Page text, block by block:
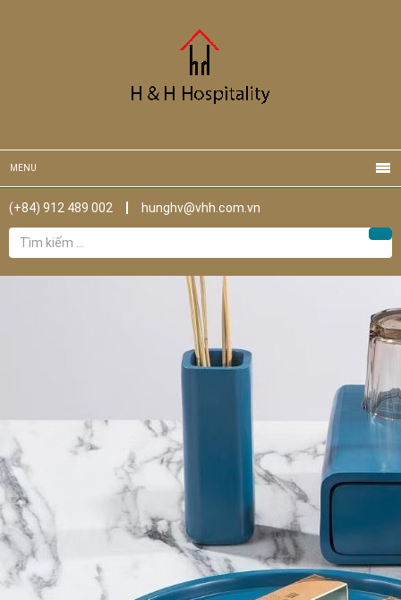
MENU
(+84) 912 489 002
hunghv@vhh.com.vn
Tìm
kiếm
cho: